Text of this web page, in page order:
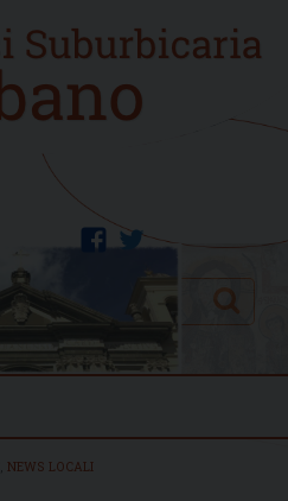
twitter
facebook
Search
NEWS LOCALI